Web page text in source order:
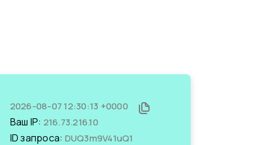
2026-08-07 12:30:13 +0000
Ваш IP: 216.73.216.10
ID запроса: DUQ3m9V41uQ1